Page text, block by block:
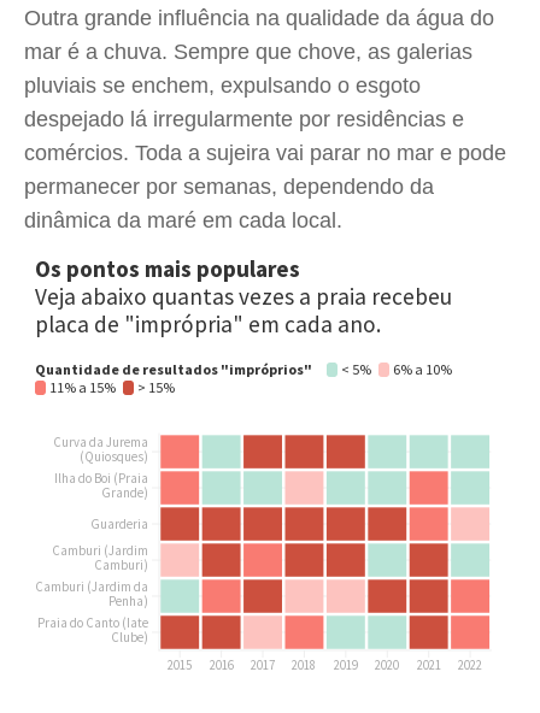
Outra grande influência na qualidade da água do
mar é a chuva. Sempre que chove, as galerias
pluviais se enchem, expulsando o esgoto
despejado lá irregularmente por residências e
comércios. Toda a sujeira vai parar no mar e pode
permanecer por semanas, dependendo da
dinâmica da maré em cada local.